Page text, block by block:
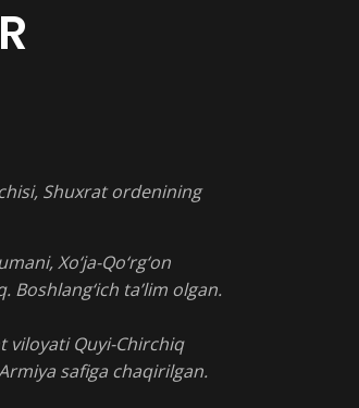
Shuxrat ordenining
Xo‘ja-Qo‘rg‘on
Boshlang‘ich ta’lim olgan.
viloyati Quyi-Chirchiq
safiga chaqirilgan.